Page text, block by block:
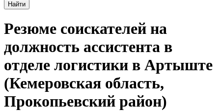
Найти
Резюме соискателей на
должность ассистента в
отделе логистики в Артыште
(Кемеровская область,
Прокопьевский район)